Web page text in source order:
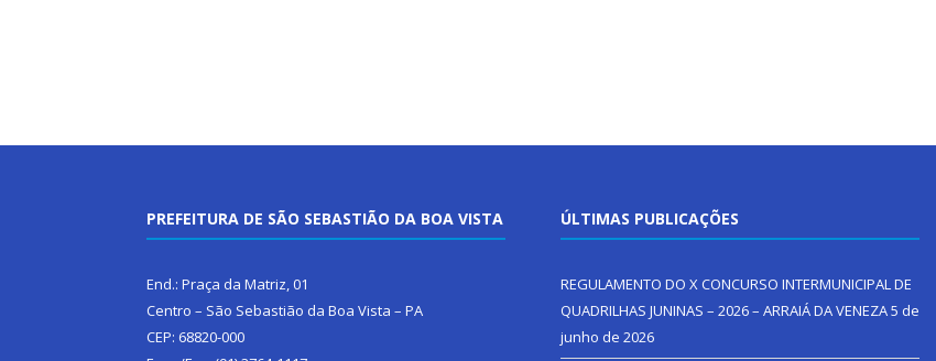
PREFEITURA DE SÃO SEBASTIÃO DA BOA VISTA
End.: Praça da Matriz, 01
Centro – São Sebastião da Boa Vista – PA
CEP: 68820-000
ÚLTIMAS PUBLICAÇÕES
REGULAMENTO DO X CONCURSO INTERMUNICIPAL DE
QUADRILHAS JUNINAS – 2026 – ARRAIÁ DA VENEZA5 de
junho de 2026